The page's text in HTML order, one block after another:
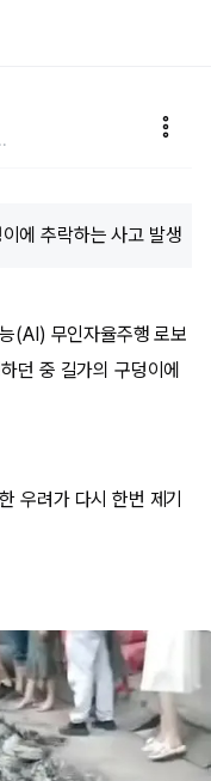
에 추락하는 사고 발생
(AI) 무인자율주행 로보
던 중 길가의 구덩이에
우려가 다시 한번 제기